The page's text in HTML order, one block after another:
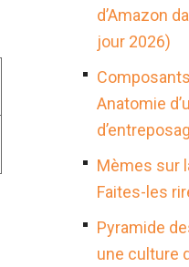
d’Amazon
jour 2026)
Anatomie
Mèmes sur
Faites-les
Pyramide
une culture